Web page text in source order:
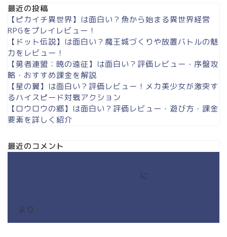
最近の投稿
【ピカイチ異世界】は面白い？魚から始まる異世界経営
RPGをプレイレビュー！
【ドット伝説】は面白い？魔王城づくりや放置バトルの魅
力をレビュー！
【勇者連盟：暁の遠征】は面白い？評価レビュー・序盤攻
略・おすすめ課金を解説
【星の翼】は面白い？評価レビュー！メカ美少女が激突す
るハイスピード対戦アクション
【ロウロウの郷】は面白い？評価レビュー・遊び方・課金
要素を詳しく紹介
最近のコメント
に
より